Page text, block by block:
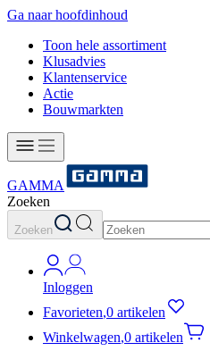
Ga naar hoofdinhoud
Toon hele assortiment
Klusadvies
Klantenservice
Actie
Bouwmarkten
GAMMA
Zoeken
Zoeken
Inloggen
Favorieten,0 artikelen
Winkelwagen,0 artikelen